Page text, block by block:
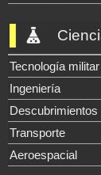
Tecnología militar
Ingeniería
Descubrimientos
Transporte
Aeroespacial